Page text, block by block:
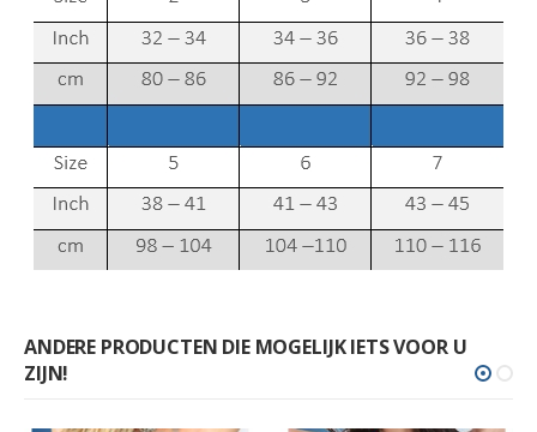
ANDERE PRODUCTEN DIE MOGELIJK IETS VOOR U
ZIJN!